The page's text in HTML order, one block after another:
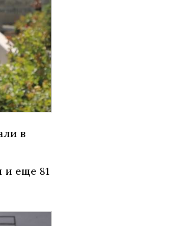
в
и еще 81